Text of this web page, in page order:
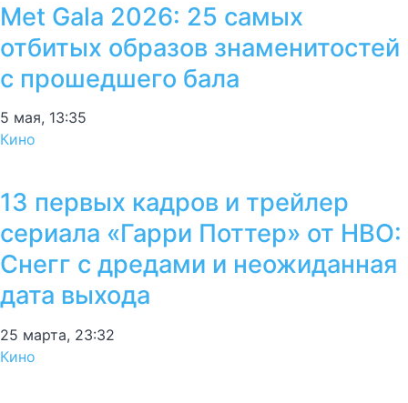
Met Gala 2026: 25 самых
отбитых образов знаменитостей
с прошедшего бала
5 мая, 13:35
Кино
13 первых кадров и трейлер
сериала «Гарри Поттер» от HBO:
Снегг с дредами и неожиданная
дата выхода
25 марта, 23:32
Кино